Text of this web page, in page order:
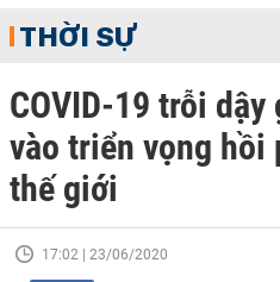
THỜI SỰ
COVID-19 trỗi
vào triển vọng hồi
thế giới
17:02 | 23/06/2020